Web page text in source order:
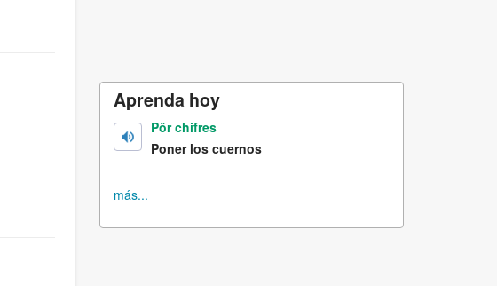
Aprenda hoy
Pôr chifres
Poner los cuernos
más...